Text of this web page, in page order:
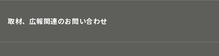
取材、広報関連のお問い合わせ